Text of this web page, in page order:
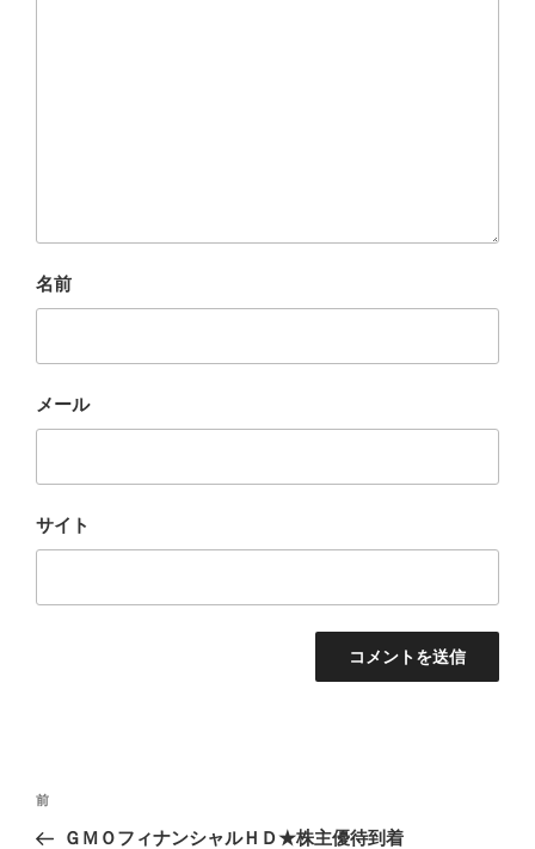
名前
メール
サイト
投
前
の
前
ＧＭＯフィナンシャルＨＤ★株主優待到着